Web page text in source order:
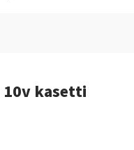
10v kasetti